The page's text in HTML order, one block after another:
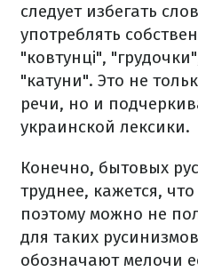
следует избегать
употреблять
"ковтунці",
"катуни". Это не
речи, но и
украинской лексики.
Конечно, бытовых
труднее, кажется,
поэтому можно не
для таких
обозначают мелочи